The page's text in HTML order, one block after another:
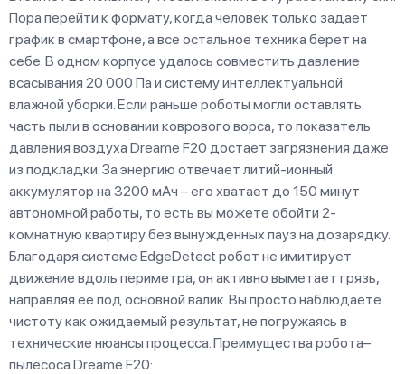
Пора перейти к формату, когда человек только задает
график в смартфоне, а все остальное техника берет на
себе. В одном корпусе удалось совместить давление
всасывания 20 000 Па и систему интеллектуальной
влажной уборки. Если раньше роботы могли оставлять
часть пыли в основании коврового ворса, то показатель
давления воздуха Dreame F20 достает загрязнения даже
из подкладки. За энергию отвечает литий-ионный
аккумулятор на 3200 мАч – его хватает до 150 минут
автономной работы, то есть вы можете обойти 2-
комнатную квартиру без вынужденных пауз на дозарядку.
Благодаря системе EdgeDetect робот не имитирует
движение вдоль периметра, он активно выметает грязь,
направляя ее под основной валик. Вы просто наблюдаете
чистоту как ожидаемый результат, не погружаясь в
технические нюансы процесса. Преимущества робота–
пылесоса Dreame F20: